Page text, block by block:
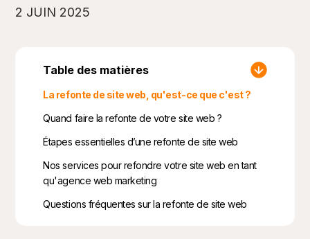
2 JUIN 2025
Table des matières
La refonte de site web, qu'est-ce que c'est ?
Quand faire la refonte de votre site web ?
Étapes essentielles d’une refonte de site web
Nos services pour refondre votre site web en tant
qu'agence web marketing
Questions fréquentes sur la refonte de site web